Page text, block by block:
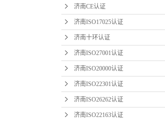
济南CE认证
济南ISO17025认证
济南十环认证
济南ISO27001认证
济南ISO20000认证
济南ISO22301认证
济南ISO26262认证
济南ISO22163认证